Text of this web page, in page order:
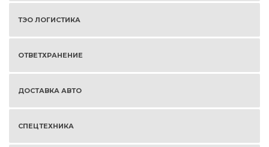
ТЭО ЛОГИСТИКА
ОТВЕТХРАНЕНИЕ
ДОСТАВКА АВТО
СПЕЦТЕХНИКА